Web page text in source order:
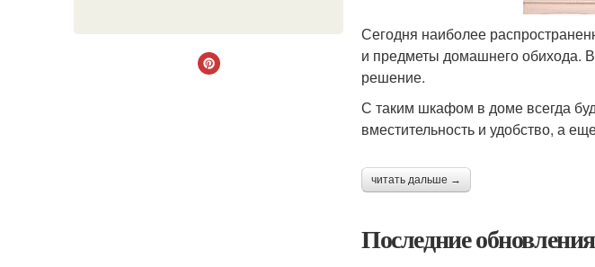
Сегодня наиболее
и предметы домашнего обихода.
решение.
С таким шкафом в доме всегда
вместительность и удобство, а
читать дальше →
Последние